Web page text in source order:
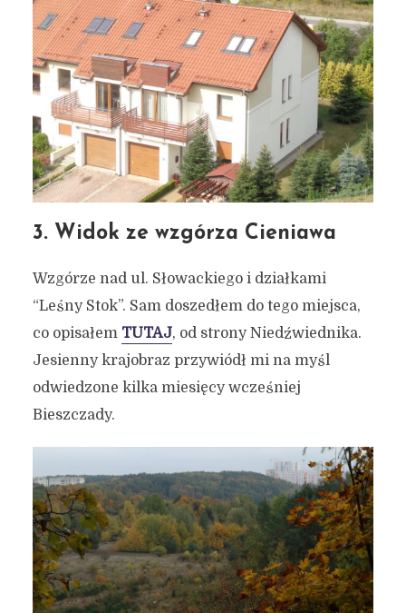
7 świetnych punktów
widokowych w Brętowie
(projekt dzielnicowy)
13 sierpnia 2020
3 min czytania
Autor: Kamil Sulewski
3. Widok ze wzgórza Cieniawa
Wzgórze nad ul. Słowackiego i działkami
“Leśny Stok”. Sam doszedłem do tego miejsca,
co opisałem TUTAJ, od strony Niedźwiednika.
Jesienny krajobraz przywiódł mi na myśl
odwiedzone kilka miesięcy wcześniej
Bieszczady.